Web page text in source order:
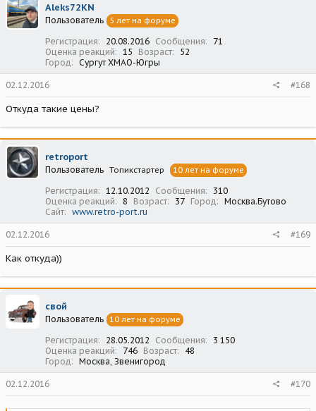
Aleks72KN
Пользователь 5 лет на форуме
Регистрация 20.08.2016 Сообщения
71
Оценка реакций
15 Возраст
52
Город
Сургут ХМАО-Югры
02.12.2016 #168
Откуда такие цены?
retroport
Пользователь Топикстартер 10 лет на форуме
Регистрация 12.10.2012 Сообщения
310
Оценка реакций
8 Возраст 37 Город
Москва.Бутово
Сайт
www.retro-port.ru
02.12.2016 #169
Как откуда))
свой
Пользователь 10 лет на форуме
Регистрация 28.05.2012 Сообщения
3 150
Оценка реакций
746 Возраст
48
Город
Москва, Звенигород
02.12.2016 #170